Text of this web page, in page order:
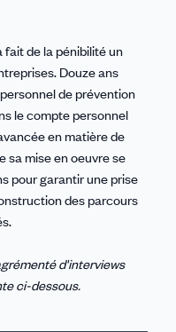
de la pénibilité un
Douze ans
de prévention
le compte personnel
en matière de
sa mise en oeuvre se
pour garantir une prise
des parcours
d'interviews
ci-dessous.